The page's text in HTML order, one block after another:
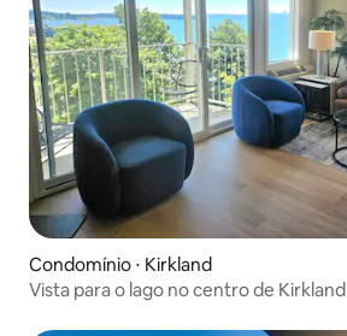
Condomínio ⋅ Kirkland
Vista para o lago no centro de Kirkland